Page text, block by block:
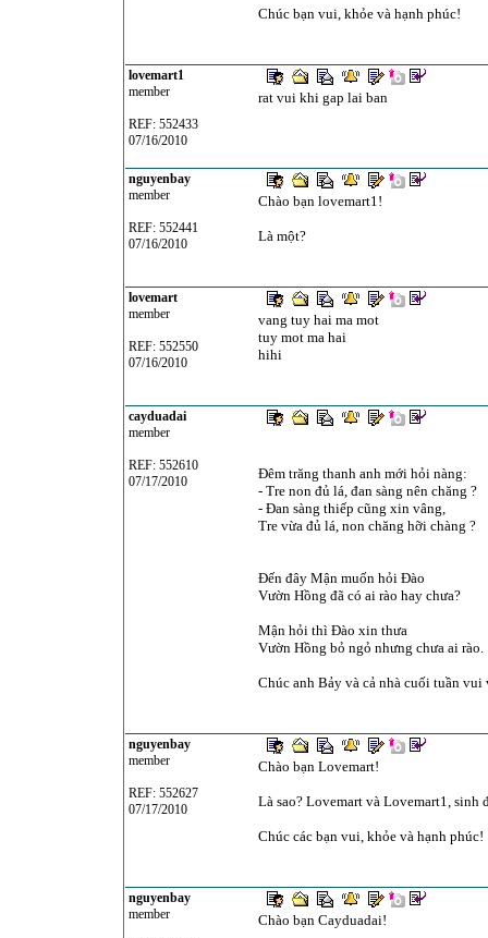
Chúc bạn vui, khỏe và hạnh phúc!
lovemart1
member
REF: 552433
07/16/2010
rat vui khi gap lai ban
nguyenbay
member
REF: 552441
07/16/2010
Chào bạn lovemart1!
Là một?
lovemart
member
REF: 552550
07/16/2010
vang tuy hai ma mot
tuy mot ma hai
hihi
cayduadai
member
REF: 552610
07/17/2010
Ðêm trăng thanh anh mới hỏi nàng:
- Tre non đủ lá, đan sàng nên chăng ?
- Ðan sàng thiếp cũng xin vâng,
Tre vừa đủ lá, non chăng hỡi chàng ?
Đến đây Mận muốn hỏi Đào
Vườn Hồng đã có ai rào hay chưa?
Mận hỏi thì Đào xin thưa
Vườn Hồng bỏ ngỏ nhưng chưa ai rào.
Chúc anh Bảy và cả nhà cuối tuần vui
nguyenbay
member
REF: 552627
07/17/2010
Chào bạn Lovemart!
Là sao? Lovemart và Lovemart1, sinh
Chúc các bạn vui, khỏe và hạnh phúc!
nguyenbay
member
Chào bạn Cayduadai!